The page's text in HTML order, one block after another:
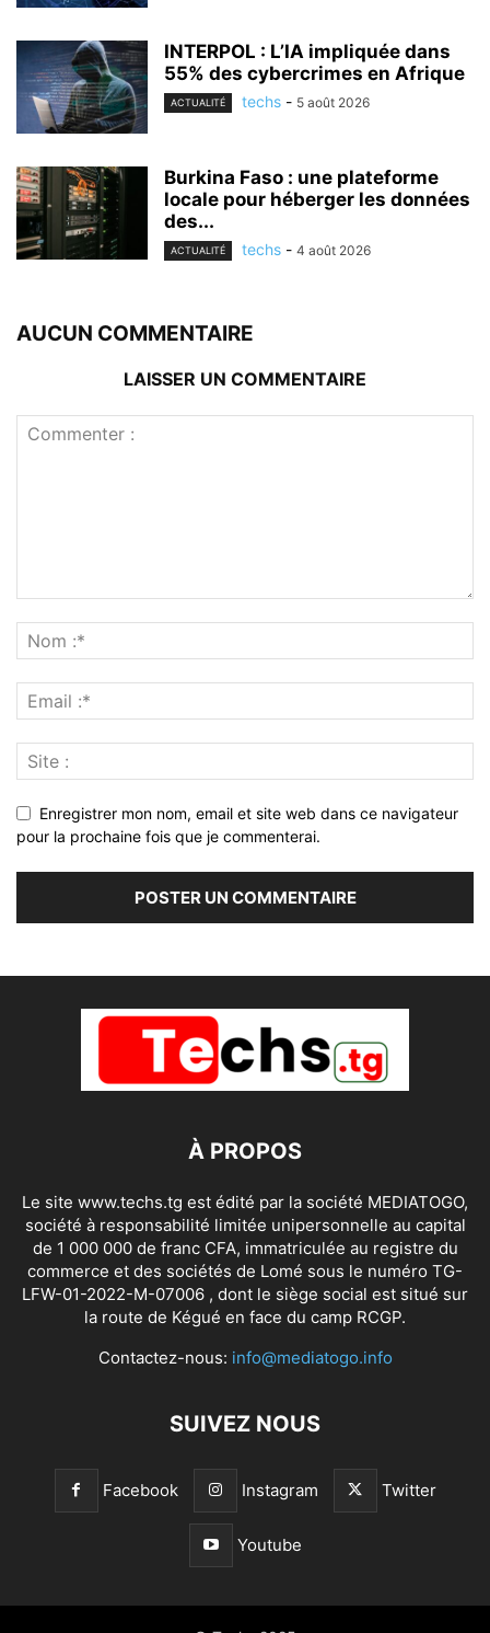
INTERPOL : L’IA impliquée dans
55% des cybercrimes en Afrique
ACTUALITÉ techs - 5 août 2026
Burkina Faso : une plateforme
locale pour héberger les données
des...
ACTUALITÉ techs - 4 août 2026
AUCUN COMMENTAIRE
LAISSER UN COMMENTAIRE
Enregistrer mon nom, email et site web dans ce navigateur
pour la prochaine fois que je commenterai.
À PROPOS
Le site www.techs.tg est édité par la société MEDIATOGO,
société à responsabilité limitée unipersonnelle au capital
de 1 000 000 de franc CFA, immatriculée au registre du
commerce et des sociétés de Lomé sous le numéro TG-
LFW-01-2022-M-07006 , dont le siège social est situé sur
la route de Kégué en face du camp RCGP.
Contactez-nous: info@mediatogo.info
SUIVEZ NOUS
Facebook Instagram Twitter
Youtube